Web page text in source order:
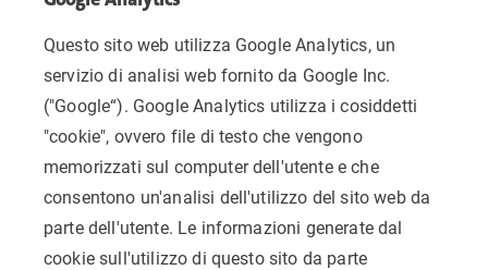
Questo sito web utilizza Google Analytics, un
servizio di analisi web fornito da Google Inc.
("Google“). Google Analytics utilizza i cosiddetti
"cookie", ovvero file di testo che vengono
memorizzati sul computer dell'utente e che
consentono un'analisi dell'utilizzo del sito web da
parte dell'utente. Le informazioni generate dal
cookie sull'utilizzo di questo sito da parte